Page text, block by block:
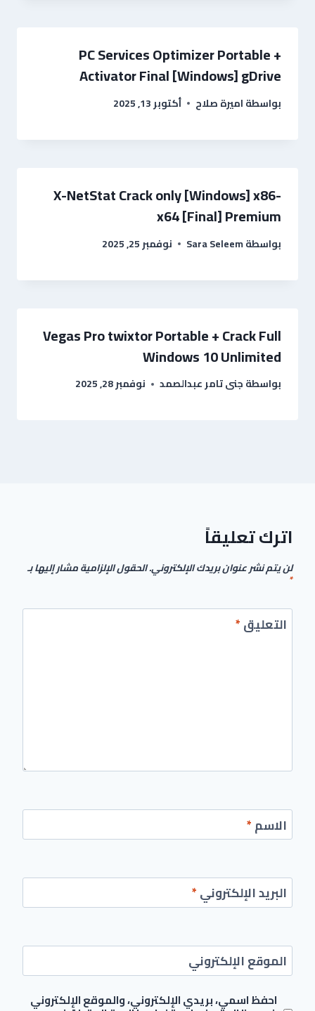
PC Services Optimizer Portable +
Activator Final [Windows] gDrive
بواسطةاميرة صلاح أكتوبر 13, 2025
X-NetStat Crack only [Windows] x86-
x64 [Final] Premium
بواسطةSara Seleem نوفمبر 25, 2025
Vegas Pro twixtor Portable + Crack Full
Windows 10 Unlimited
بواسطةجنى تامر عبدالصمد نوفمبر 28, 2025
اترك تعليقاً
لن يتم نشر عنوان بريدك الإلكتروني.الحقول الإلزامية مشار إليها بـ
*
التعليق*
الاسم*
البريد الإلكتروني*
الموقع الإلكتروني
احفظ اسمي، بريدي الإلكتروني، والموقع الإلكتروني